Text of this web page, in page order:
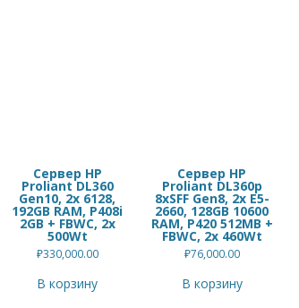
Сервер HP
Proliant DL360
Gen10, 2x 6128,
192GB RAM, P408i
2GB + FBWC, 2x
500Wt
₽330,000.00
В корзину
Сервер HP
Proliant DL360p
8xSFF Gen8, 2x E5-
2660, 128GB 10600
RAM, P420 512MB +
FBWC, 2x 460Wt
₽76,000.00
В корзину